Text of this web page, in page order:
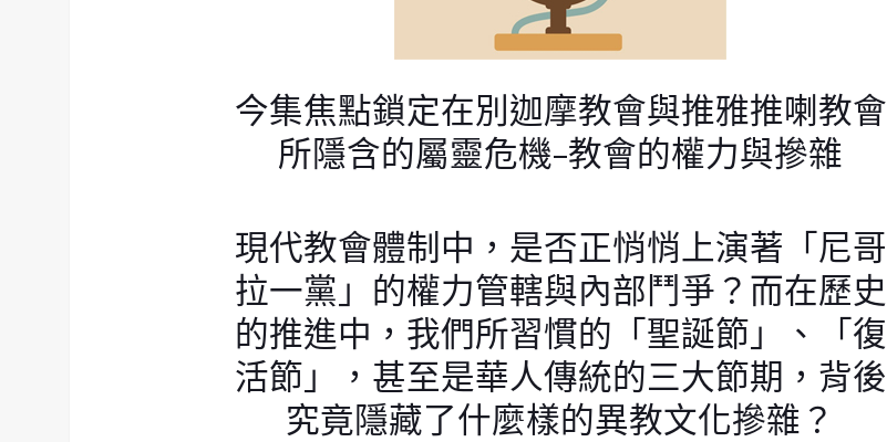
今集焦點鎖定在別迦摩教會與推雅推喇教會
所隱含的屬靈危機–教會的權力與摻雜
現代教會體制中，是否正悄悄上演著「尼哥
拉一黨」的權力管轄與內部鬥爭？而在歷史
的推進中，我們所習慣的「聖誕節」、「復
活節」，甚至是華人傳統的三大節期，背後
究竟隱藏了什麼樣的異教文化摻雜？